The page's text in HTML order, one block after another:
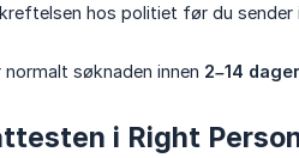
hos politiet før du sender
søknaden innen 2–14 dager
i Right